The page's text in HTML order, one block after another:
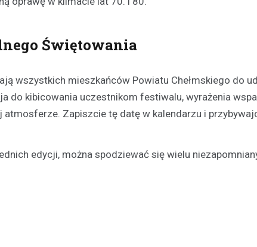
Świętowania
wszystkich mieszkańców Powiatu Chełmskiego do
do kibicowania uczestnikom festiwalu, wyrażenia
Zapiszcie tę datę w kalendarzu i
edycji, można spodziewać się wielu